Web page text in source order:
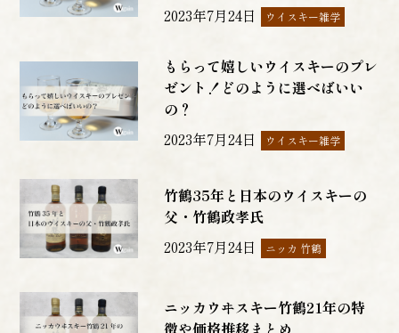
2023年7月24日
ウイスキー雑学
もらって嬉しいウイスキーのプレ
ゼント！どのように選べばいい
の？
2023年7月24日
ウイスキー雑学
竹鶴35年と日本のウイスキーの
父・竹鶴政孝氏
2023年7月24日
ニッカ 竹鶴
ニッカウヰスキー竹鶴21年の特